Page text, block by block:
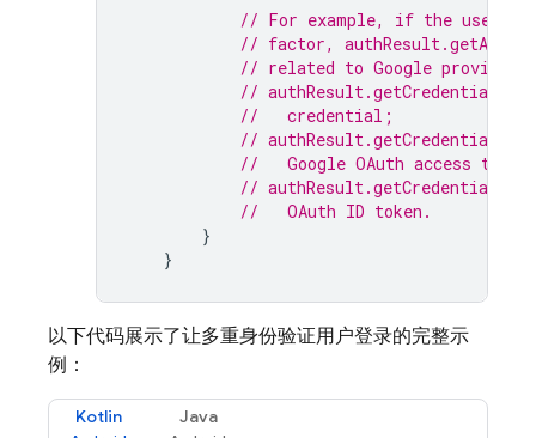
// For example, if the user
// factor,
// related to Google provider
// authResult.getCredential()
//   credential;
//
//   Google OAuth access
//
//   OAuth ID token.
}
}
以下代码展示了让多重身份验证用户登录的完整示
例：
Kotlin Java